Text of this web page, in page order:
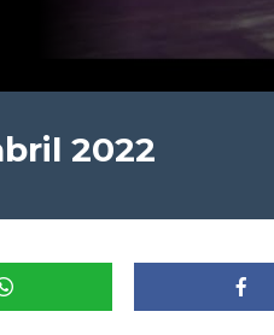
2022